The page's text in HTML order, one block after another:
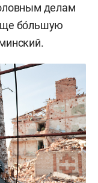
делам
бо́льшую